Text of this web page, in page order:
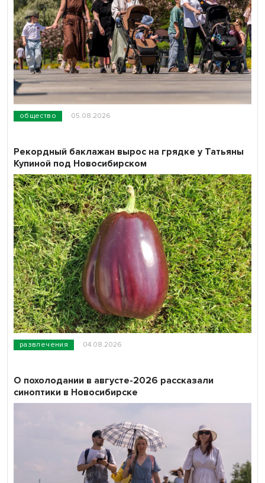
общество 05.08.2026
развлечения 04.08.2026
Рекордный баклажан вырос на грядке у Татьяны
Купиной под Новосибирском
О похолодании в августе-2026 рассказали
синоптики в Новосибирске